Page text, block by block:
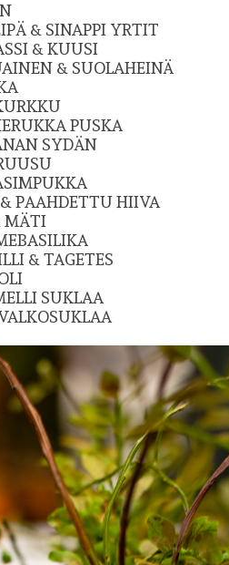
& SINAPPI YRTIT
& KUUSI
& SUOLAHEINÄ
PUSKA
SYDÄN
PAAHDETTU HIIVA
MÄTI
& TAGETES
SUKLAA